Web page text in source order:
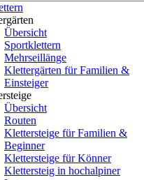
Übersicht
Sportklettern
Mehrseillänge
Klettergärten für Familien &
Einsteiger
Übersicht
Routen
Klettersteige für Familien &
Beginner
Klettersteige für Könner
Klettersteig in hochalpiner